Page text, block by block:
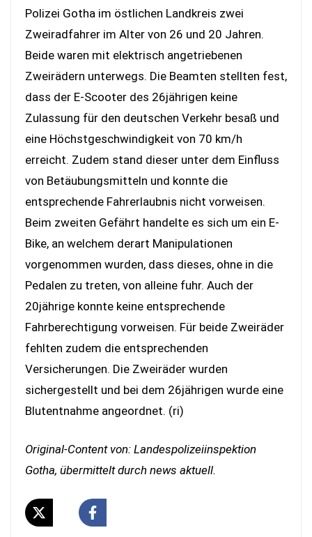
Polizei Gotha im östlichen Landkreis zwei
Zweiradfahrer im Alter von 26 und 20 Jahren.
Beide waren mit elektrisch angetriebenen
Zweirädern unterwegs. Die Beamten stellten fest,
dass der E-Scooter des 26jährigen keine
Zulassung für den deutschen Verkehr besaß und
eine Höchstgeschwindigkeit von 70 km/h
erreicht. Zudem stand dieser unter dem Einfluss
von Betäubungsmitteln und konnte die
entsprechende Fahrerlaubnis nicht vorweisen.
Beim zweiten Gefährt handelte es sich um ein E-
Bike, an welchem derart Manipulationen
vorgenommen wurden, dass dieses, ohne in die
Pedalen zu treten, von alleine fuhr. Auch der
20jährige konnte keine entsprechende
Fahrberechtigung vorweisen. Für beide Zweiräder
fehlten zudem die entsprechenden
Versicherungen. Die Zweiräder wurden
sichergestellt und bei dem 26jährigen wurde eine
Blutentnahme angeordnet. (ri)
Original-Content von: Landespolizeiinspektion
Gotha, übermittelt durch news aktuell.